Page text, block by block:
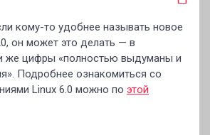
кому-то удобнее называть новое
он может это делать — в
же цифры «полностью выдуманы и
Подробнее ознакомиться со
Linux 6.0 можно по этой